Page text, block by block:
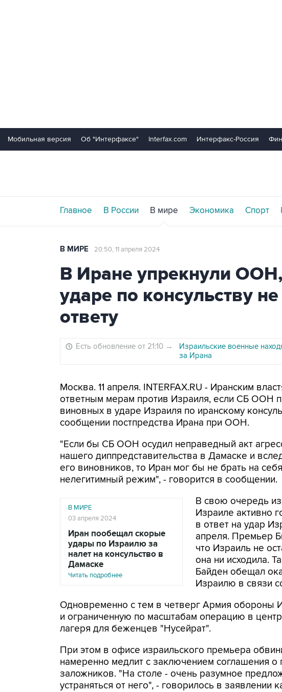
Мобильная версия Об "Интерфаксе" Interfax.com Интерфакс-Россия
Главное В России В мире Экономика Спорт
В МИРЕ 20:50, 11 апреля 2024
В Иране упрекнули
ударе по консульству
ответу
Есть обновление от 21:10 →
Израильские военные
за Ирана
Москва. 11 апреля. INTERFAX.RU - Иранским
ответным мерам против Израиля, если СБ ООН
виновных в ударе Израиля по иранскому
сообщении постпредства Ирана при ООН.
"Если бы СБ ООН осудил неправедный акт
нашего диппредставительства в Дамаске и
его виновников, то Иран мог бы не брать на
нелегитимный режим", - говорится в сообщении.
В МИРЕ
03 апреля 2024
Иран пообещал скорые
удары по Израилю за
налет на консульство в
Дамаске
Читать подробнее
В свою очередь
Израиле активно
в ответ на удар
апреля. Премьер
что Израиль не
она ни исходила.
Байден обещал
Израилю в связи
Одновременно с тем в четверг Армия обороны
и ограниченную по масштабам операцию в
лагеря для беженцев "Нусейрат".
При этом в офисе израильского премьера
намеренно медлит с заключением соглашения
заложников. "На столе - очень разумное
устраняться от него", - говорилось в заявлении